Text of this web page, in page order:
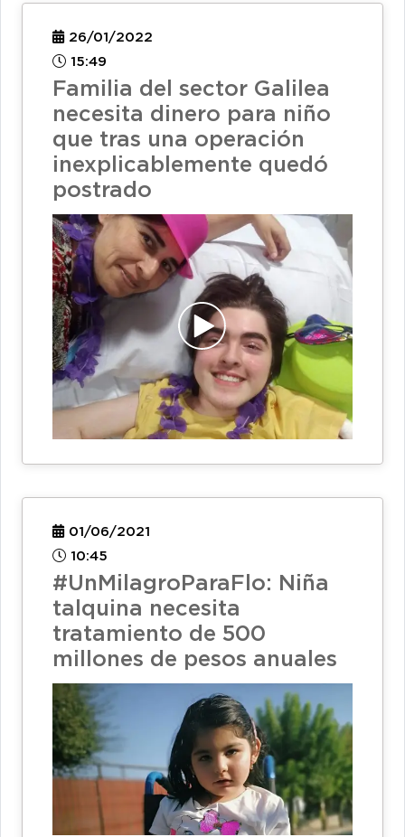
26/01/2022
15:49
Familia del sector Galilea
necesita dinero para niño
que tras una operación
inexplicablemente quedó
postrado
01/06/2021
10:45
#UnMilagroParaFlo: Niña
talquina necesita
tratamiento de 500
millones de pesos anuales